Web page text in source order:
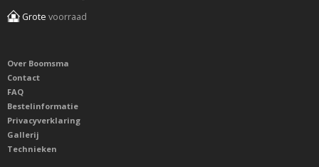
Grote voorraad
Over Boomsma
Contact
FAQ
Bestelinformatie
Privacyverklaring
Gallerij
Technieken